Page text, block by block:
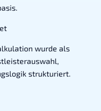
wurde als
strukturiert.